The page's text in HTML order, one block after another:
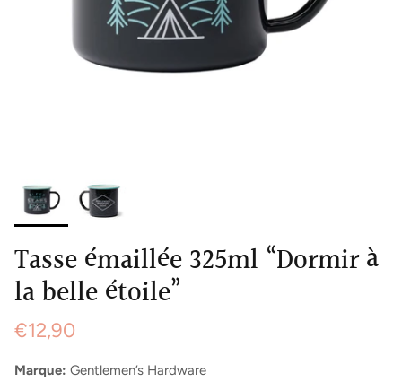
Tasse émaillée 325ml “Dormir à
la belle étoile”
€12,90
Marque: Gentlemen’s Hardware